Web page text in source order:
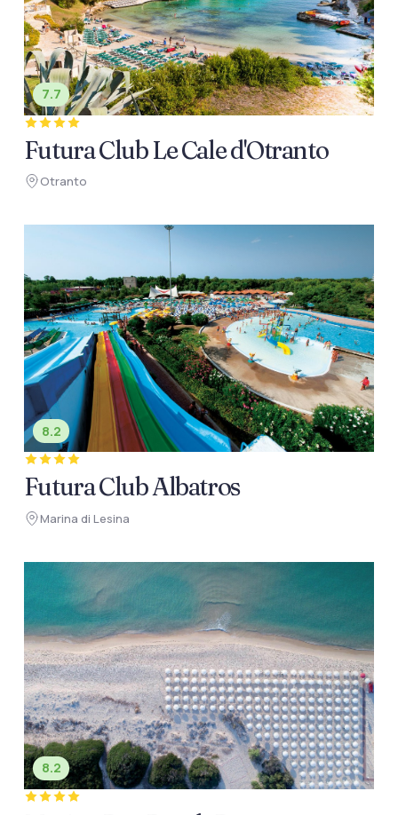
7.7
Futura Club Le Cale d'Otranto
Otranto
8.2
Futura Club Albatros
Marina di Lesina
8.2